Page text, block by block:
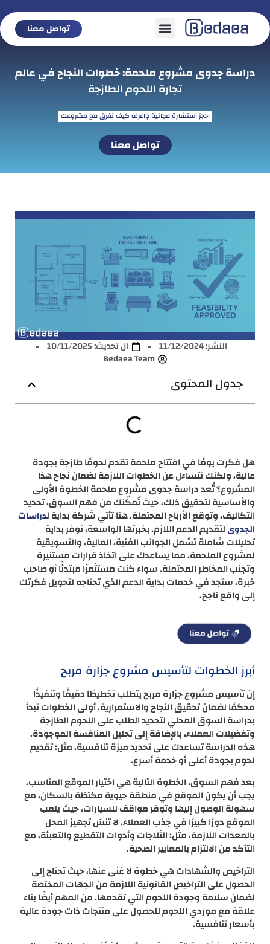
تواصل معنا
دراسة جدوى مشروع ملحمة: خطوات النجاح في عالم
تجارة اللحوم الطازجة
احجز استشارة مجانية واعرف كيف نفرق مع مشروعك
تواصل معنا
النشر:11/12/2024
ال تحديث: 10/11/2025
Bedaea Team
جدول المحتوى
هل فكرت يومًا في افتتاح ملحمة تقدم لحومًا طازجة بجودة
عالية، ولكنك تتساءل عن الخطوات اللازمة لضمان نجاح هذا
المشروع؟ تُعد دراسة جدوى مشروع ملحمة الخطوة الأولى
والأساسية لتحقيق ذلك، حيث تُمكّنك من فهم السوق، تحديد
التكاليف، وتوقع الأرباح المحتملة. هنا تأتي شركة بداية لدراسات
الجدوىلتقديم الدعم اللازم. بخبرتها الواسعة، توفر بداية
تحليلات شاملة تشمل الجوانب الفنية، المالية، والتسويقية
لمشروع الملحمة، مما يساعدك على اتخاذ قرارات مستنيرة
وتجنب المخاطر المحتملة. سواء كنت مستثمرًا مبتدئًا أو صاحب
خبرة، ستجد في خدمات بداية الدعم الذي تحتاجه لتحويل فكرتك
إلى واقع ناجح.
أبرز الخطوات لتأسيس مشروع جزارة مربح
إن تأسيس مشروع جزارة مربح يتطلب تخطيطًا دقيقًا وتنفيذًا
محكمًا لضمان تحقيق النجاح والاستمرارية. أولى الخطوات تبدأ
بدراسة السوق المحلي لتحديد الطلب على اللحوم الطازجة
وتفضيلات العملاء، بالإضافة إلى تحليل المنافسة الموجودة.
هذه الدراسة تساعدك على تحديد ميزة تنافسية، مثل: تقديم
لحوم بجودة أعلى أو خدمة أسرع.
بعد فهم السوق، الخطوة التالية هي اختيار الموقع المناسب.
يجب أن يكون الموقع في منطقة حيوية مكتظة بالسكان، مع
سهولة الوصول إليها وتوفر مواقف للسيارات، حيث يلعب
الموقع دورًا كبيرًا في جذب العملاء. لا تنسَ تجهيز المحل
بالمعدات اللازمة، مثل: الثلاجات وأدوات التقطيع والتعبئة، مع
التأكد من الالتزام بالمعايير الصحية.
التراخيص والشهادات هي خطوة لا غنى عنها، حيث تحتاج إلى
الحصول على التراخيص القانونية اللازمة من الجهات المختصة
لضمان سلامة وجودة اللحوم التي تقدمها. من المهم أيضًا بناء
علاقة مع موردي اللحوم للحصول على منتجات ذات جودة عالية
بأسعار تنافسية.